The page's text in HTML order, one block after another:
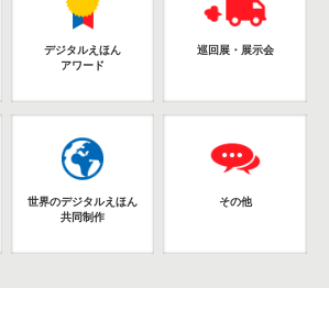
デジタルえほん
アワード
巡回展・展示会
世界のデジタルえほん
共同制作
その他